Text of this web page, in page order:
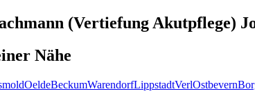
(Vertiefung Akutpflege)
Nähe
OeldeBeckumWarendorfLippstadtVerlOstbevern